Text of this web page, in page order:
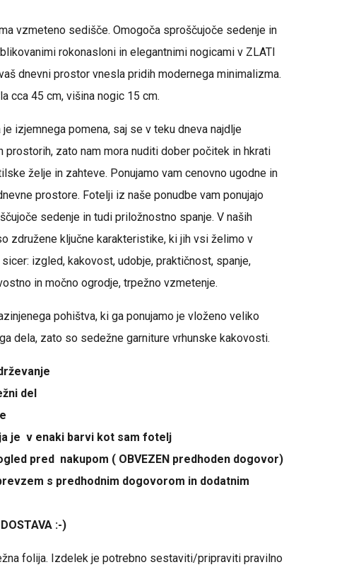
vzmeteno sedišče. Omogoča sproščujoče sedenje in
rokonasloni in elegantnimi nogicami v ZLATI
dnevni prostor vnesla pridih modernega minimalizma.
cca 45 cm, višina nogic 15 cm.
izjemnega pomena, saj se v teku dneva najdlje
prostorih, zato nam mora nuditi dober počitek in hkrati
želje in zahteve. Ponujamo vam cenovno ugodne in
prostore. Fotelji iz naše ponudbe vam ponujajo
sedenje in tudi priložnostno spanje. V naših
združene ključne karakteristike, ki jih vsi želimo v
izgled, kakovost, udobje, praktičnost, spanje,
in močno ogrodje, trpežno vzmetenje.
pohištva, ki ga ponujamo je vloženo veliko
dela, zato so sedežne garniture vrhunske kakovosti.
del
je v enaki barvi kot sam fotelj
pred nakupom ( OBVEZEN predhoden dogovor)
s predhodnim dogovorom in dodatnim
:-)
folija. Izdelek je potrebno sestaviti/pripraviti pravilno